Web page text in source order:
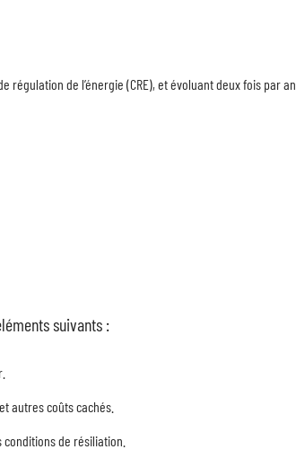
de l’énergie (CRE), et évoluant deux fois par an.
suivants :
autres coûts cachés.
de résiliation.